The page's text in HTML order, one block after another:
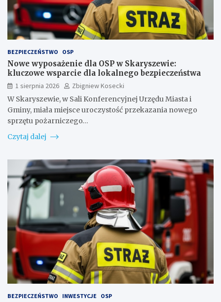
BEZPIECZEŃSTWO OSP
Nowe wyposażenie dla OSP w Skaryszewie:
kluczowe wsparcie dla lokalnego bezpieczeństwa
1 sierpnia 2026
Zbigniew Kosecki
W Skaryszewie, w Sali Konferencyjnej Urzędu Miasta i
Gminy, miała miejsce uroczystość przekazania nowego
sprzętu pożarniczego…
Czytaj dalej
BEZPIECZEŃSTWO INWESTYCJE OSP